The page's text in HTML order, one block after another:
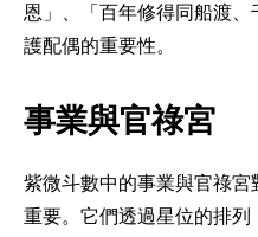
恩」、「百年修得同船渡
護配偶的重要性。
事業與官祿宮
紫微斗數中的事業與官祿
重要。它們透過星位的排